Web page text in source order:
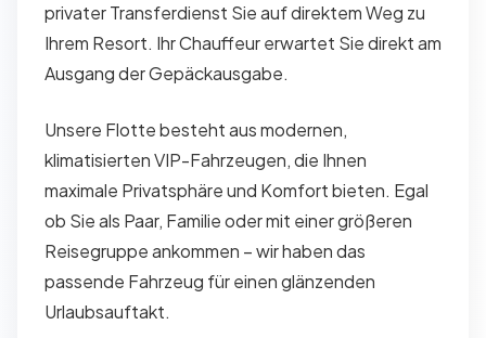
privater Transferdienst Sie auf direktem Weg zu
Ihrem Resort. Ihr Chauffeur erwartet Sie direkt am
Ausgang der Gepäckausgabe.
Unsere Flotte besteht aus modernen,
klimatisierten VIP-Fahrzeugen, die Ihnen
maximale Privatsphäre und Komfort bieten. Egal
ob Sie als Paar, Familie oder mit einer größeren
Reisegruppe ankommen – wir haben das
passende Fahrzeug für einen glänzenden
Urlaubsauftakt.